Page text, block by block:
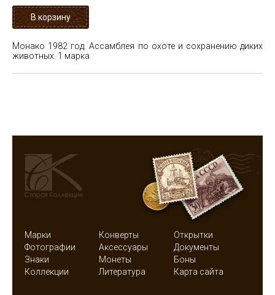
Монако 1982 год. Ассамблея по охоте и сохранению диких
животных. 1 марка
Марки Конверты
Открытки
Фотографии
Аксессуары
Документы
Знаки
Монеты
Боны
Коллекции
Литература Карта сайта